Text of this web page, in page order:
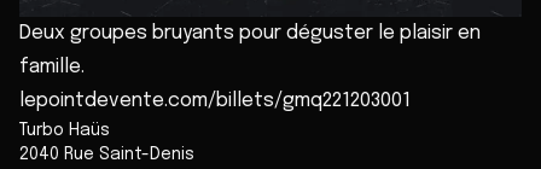
Deux groupes bruyants pour déguster le plaisir en
famille.
lepointdevente.com/billets/gmq221203001
Turbo Haüs
2040 Rue Saint-Denis